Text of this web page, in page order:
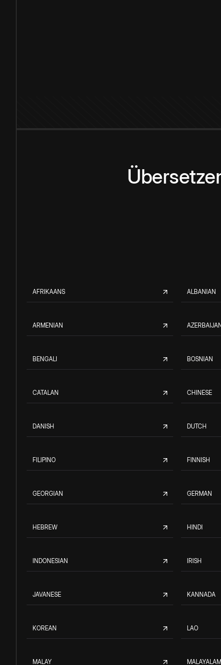
AFRIKAANS ALBANIAN
ARMENIAN
BENGALI BOSNIAN
CATALAN CHINESE
DANISH DUTCH
FILIPINO FINNISH
GEORGIAN GERMAN
HEBREW HINDI
INDONESIAN IRISH
JAVANESE KANNADA
KOREAN LAO
MALAY MALAYALAM